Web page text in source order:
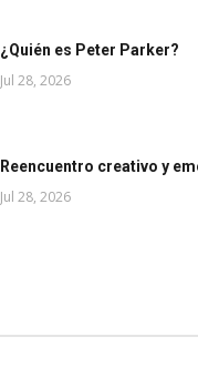
¿Quién es Peter Parker?
Jul 28, 2026
Reencuentro creativo y
Jul 28, 2026